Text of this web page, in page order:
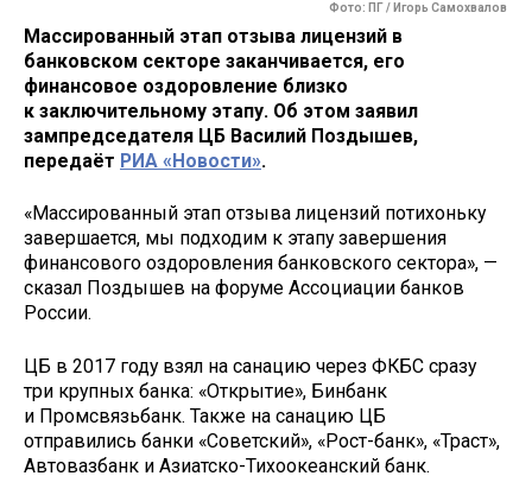
Фото: ПГ / Игорь Самохвалов
Массированный этап отзыва лицензий в
банковском секторе заканчивается, его
финансовое оздоровление близко
к заключительному этапу. Об этом заявил
зампредседателя ЦБ Василий Поздышев,
передаёт РИА «Новости».
«Массированный этап отзыва лицензий потихоньку
завершается, мы подходим к этапу завершения
финансового оздоровления банковского сектора», —
сказал Поздышев на форуме Ассоциации банков
России.
ЦБ в 2017 году взял на санацию через ФКБС сразу
три крупных банка: «Открытие», Бинбанк
и Промсвязьбанк. Также на санацию ЦБ
отправились банки «Советский», «Рост-банк», «Траст»,
Автовазбанк и Азиатско-Тихоокеанский банк.